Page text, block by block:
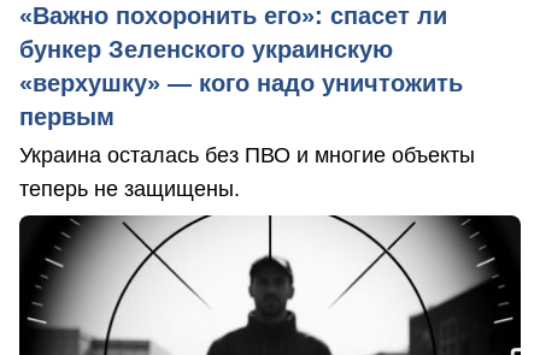
«Важно похоронить его»: спасет ли
бункер Зеленского украинскую
«верхушку» — кого надо уничтожить
первым
Украина осталась без ПВО и многие объекты
теперь не защищены.